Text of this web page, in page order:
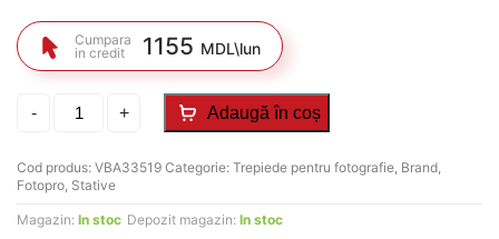
inițial
a
fost:
curent
este:
3.299 MDL.
Cumpara
in credit
1155 MDL\lun
-
Cantitate
Stativ
Aircross
3
+ Adaugă în coș
Cod produs: VBA33519 Categorie: Trepiede pentru fotografie, Brand,
Fotopro, Stative
Magazin: In stoc Depozit magazin: In stoc